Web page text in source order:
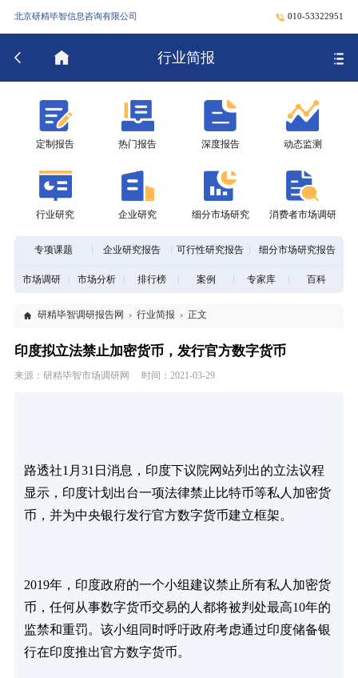
北京研精毕智信息咨询有限公司 010-53322951
行业简报
定制报告 热门报告 深度报告 动态监测
行业研究 企业研究 细分市场研究 消费者市场调研
专项课题 企业研究报告 可行性研究报告 细分市场研究报告
市场调研 市场分析 排行榜 案例 专家库 百科
研精毕智调研报告网 行业简报 正文
印度拟立法禁止加密货币，发行官方数字货币
来源：研精毕智市场调研网 时间：2021-03-29
路透社1月31日消息，印度下议院网站列出的立法议程
显示，印度计划出台一项法律禁止比特币等私人加密货
币，并为中央银行发行官方数字货币建立框架。
2019年，印度政府的一个小组建议禁止所有私人加密货
币，任何从事数字货币交易的人都将被判处最高10年的
监禁和重罚。该小组同时呼吁政府考虑通过印度储备银
行在印度推出官方数字货币。